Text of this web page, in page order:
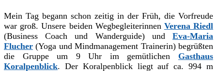
Mein Tag begann schon zeitig in der Früh, die Vorfreude
war groß. Unsere beiden Wegbegleiterinnen Verena Riedl
(Business Coach und Wanderguide) und Eva-Maria
Flucher (Yoga und Mindmanagement Trainerin) begrüßten
die Gruppe um 9 Uhr im gemütlichen Gasthaus
Koralpenblick. Der Koralpenblick liegt auf ca. 994 m